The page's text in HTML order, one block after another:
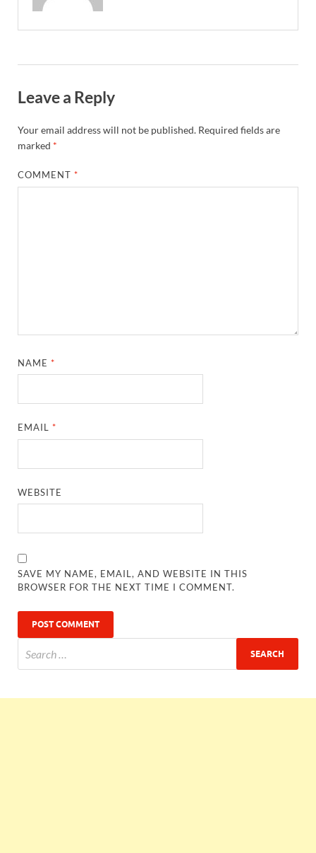
Leave a Reply
Your email address will not be published. Required fields are
marked *
COMMENT*
NAME*
EMAIL*
WEBSITE
SAVE MY NAME, EMAIL, AND WEBSITE IN THIS
BROWSER FOR THE NEXT TIME I COMMENT.